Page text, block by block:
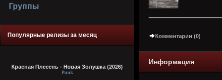
Группы
Популярные релизы за месяц
Красная Плесень - Новая Золушка (2026)
Punk
Комментарии (0)
Информация